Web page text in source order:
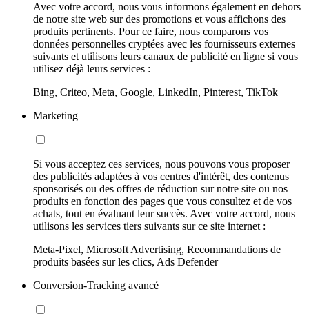
Avec votre accord, nous vous informons également en dehors
de notre site web sur des promotions et vous affichons des
produits pertinents. Pour ce faire, nous comparons vos
données personnelles cryptées avec les fournisseurs externes
suivants et utilisons leurs canaux de publicité en ligne si vous
utilisez déjà leurs services :
Bing, Criteo, Meta, Google, LinkedIn, Pinterest, TikTok
Marketing
Si vous acceptez ces services, nous pouvons vous proposer
des publicités adaptées à vos centres d'intérêt, des contenus
sponsorisés ou des offres de réduction sur notre site ou nos
produits en fonction des pages que vous consultez et de vos
achats, tout en évaluant leur succès. Avec votre accord, nous
utilisons les services tiers suivants sur ce site internet :
Meta-Pixel, Microsoft Advertising, Recommandations de
produits basées sur les clics, Ads Defender
Conversion-Tracking avancé